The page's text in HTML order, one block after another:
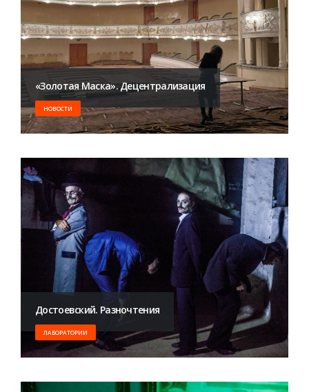
«Золотая Маска». Децентрализация
НОВОСТИ
​Достоевский. Разночтения
ЛАБОРАТОРИИ